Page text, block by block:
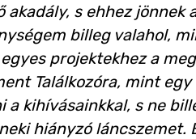
s ehhez jönnek
billeg valahol,
projektekhez a
Találkozóra, mint
kihívásainkkal, s ne
hiányzó